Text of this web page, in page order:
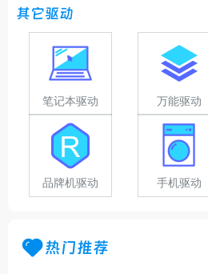
其它驱动
笔记本驱动 万能驱动
品牌机驱动 手机驱动
热门推荐